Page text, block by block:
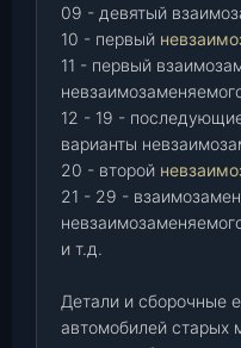
09 - девятый
10 - первый
11 - первый
12 - 19 -
варианты
20 - второй
21 - 29 -
и т.д.
Детали и сборочные
автомобилей старых